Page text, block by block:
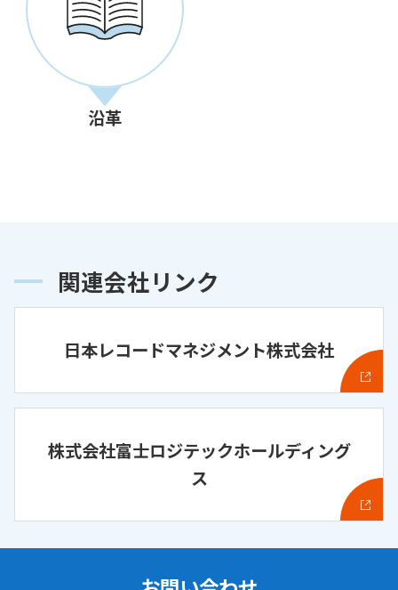
沿革
関連会社リンク
日本レコードマネジメント株式会社
株式会社富士ロジテックホールディング
ス